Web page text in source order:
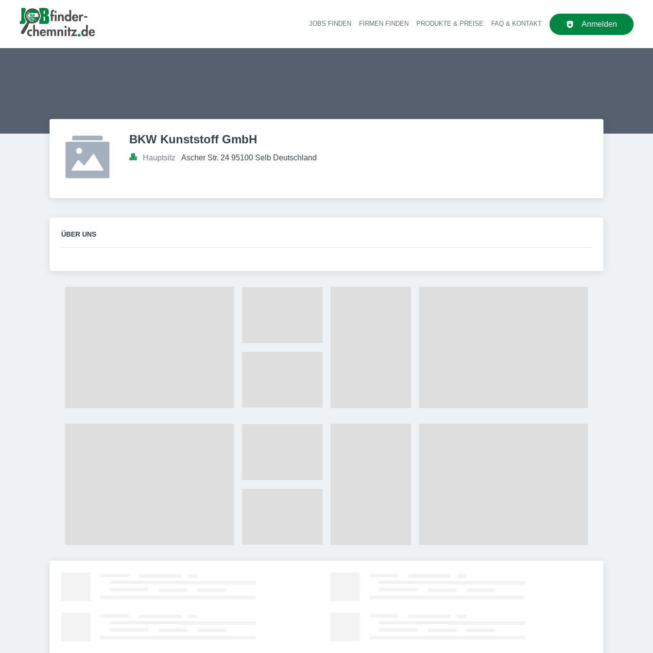
Haupt-Navigation
JOBS FINDEN FIRMEN FINDEN PRODUKTE & PREISE FAQ & KONTAKT Anmelden
BKW Kunststoff GmbH
Hauptsitz Ascher Str. 24 95100 Selb Deutschland
ÜBER UNS